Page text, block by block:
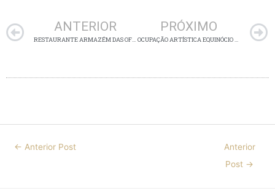
ANTERIOR
RESTAURANTE ARMAZÉM DAS OFICINAS INCREMENTA CARDÁPIO E INVESTE EM ESTRUTURA E CAPACITAÇÃO
PRÓXIMO
OCUPAÇÃO ARTÍSTICA EQUINÓCIO AGITA O PRÉDIO RESTAURADO DO CÂNDIDO FERREIRA
← Anterior Post
Anterior
Post →